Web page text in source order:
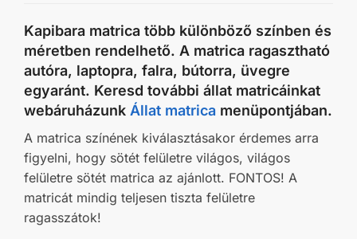
Kapibara matrica több különböző színben és
méretben rendelhető. A matrica ragasztható
autóra, laptopra, falra, bútorra, üvegre
egyaránt. Keresd további állat matricáinkat
webáruházunk Állat matrica menüpontjában.
A matrica színének kiválasztásakor érdemes arra
figyelni, hogy sötét felületre világos, világos
felületre sötét matrica az ajánlott. FONTOS! A
matricát mindig teljesen tiszta felületre
ragasszátok!